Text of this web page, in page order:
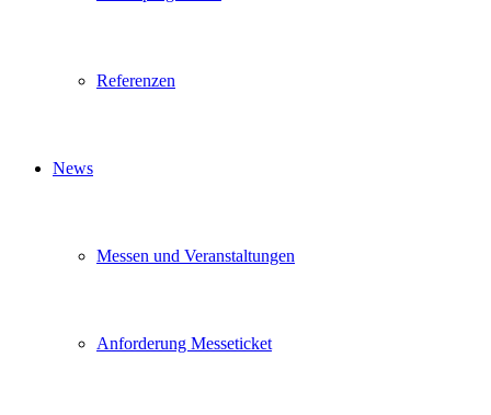
Referenzen
News
Messen und Veranstaltungen
Anforderung Messeticket